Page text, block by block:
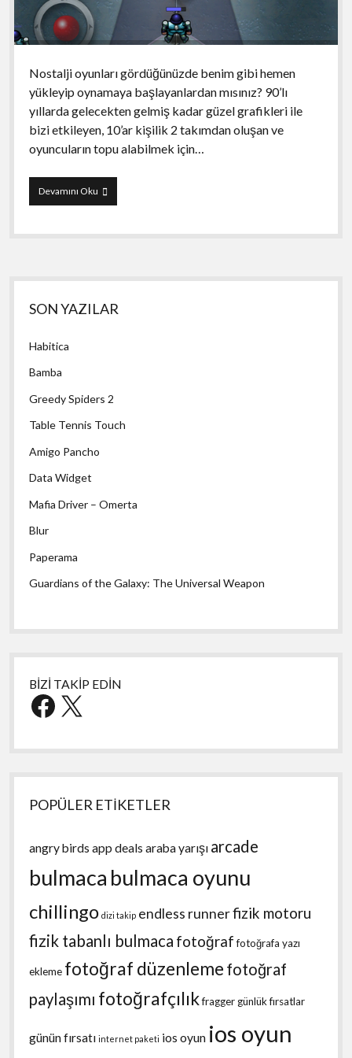
Nostalji oyunları gördüğünüzde benim gibi hemen
yükleyip oynamaya başlayanlardan mısınız? 90’lı
yıllarda gelecekten gelmiş kadar güzel grafikleri ile
bizi etkileyen, 10’ar kişilik 2 takımdan oluşan ve
oyuncuların topu alabilmek için…
Devamını OkuSpeedball
2
Yan
Menü
SON YAZILAR
Habitica
Bamba
Greedy Spiders 2
Table Tennis Touch
Amigo Pancho
Data Widget
Mafia Driver – Omerta
Blur
Paperama
Guardians of the Galaxy: The Universal Weapon
BİZİ TAKİP EDİN
Facebook
X
POPÜLER ETİKETLER
angry birds app deals araba yarışı arcade
bulmaca bulmaca oyunu
chillingo dizi takip endless runnerfizik motoru
fizik tabanlı bulmaca fotoğraf fotoğrafa yazı
ekleme fotoğraf düzenleme fotoğraf
paylaşımı fotoğrafçılıkfraggergünlük fırsatlar
günün fırsatı internet paketi ios oyun ios oyun